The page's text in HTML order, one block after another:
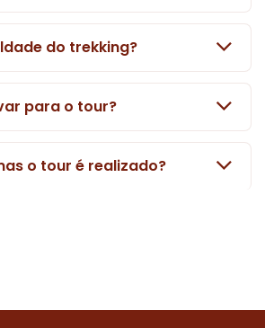
do trekking?
para o tour?
o tour é realizado?